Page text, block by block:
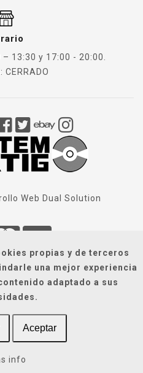
propias y de terceros
una mejor experiencia
adaptado a sus
Aceptar
info
13:30 y 17:00 - 20:00.
CERRADO
Web Dual Solution
Generales
/ Accesibilidad